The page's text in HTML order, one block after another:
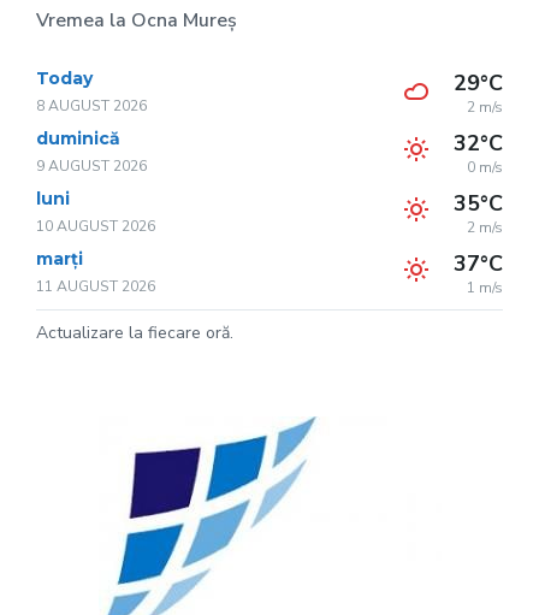
Vremea la Ocna Mureș
Today
8 AUGUST 2026
29°C
2 m/s
duminică
9 AUGUST 2026
32°C
0 m/s
luni
10 AUGUST 2026
35°C
2 m/s
marți
11 AUGUST 2026
37°C
1 m/s
Actualizare la fiecare oră.